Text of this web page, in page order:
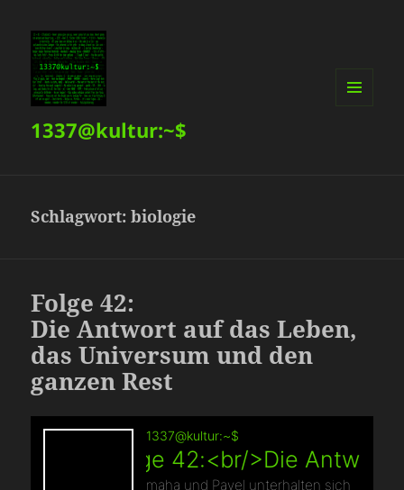
1337@kultur:~$
Schlagwort:biologie
Folge 42:
Die Antwort auf das Leben,
das Universum und den
ganzen Rest